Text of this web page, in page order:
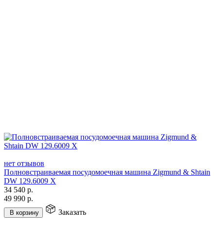
нет отзывов
Полновстраиваемая посудомоечная машина Zigmund & Shtain
DW 129.6009 X
34 540 р.
49 990 р.
В корзину Заказать